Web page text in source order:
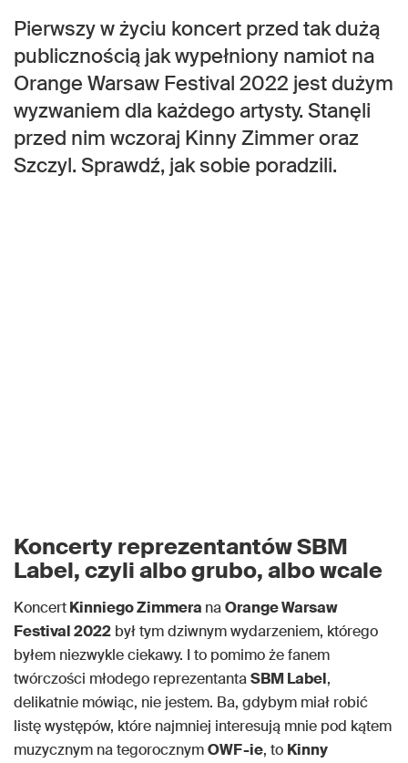
Pierwszy w życiu koncert przed tak dużą
publicznością jak wypełniony namiot na
Orange Warsaw Festival 2022 jest dużym
wyzwaniem dla każdego artysty. Stanęli
przed nim wczoraj Kinny Zimmer oraz
Szczyl. Sprawdź, jak sobie poradzili.
Koncerty reprezentantów SBM
Label, czyli albo grubo, albo wcale
KoncertKinniego Zimmera naOrange Warsaw
Festival 2022 był tym dziwnym wydarzeniem, którego
byłem niezwykle ciekawy. I to pomimo że fanem
twórczości młodego reprezentantaSBM Label,
delikatnie mówiąc, nie jestem. Ba, gdybym miał robić
listę występów, które najmniej interesują mnie pod kątem
muzycznym na tegorocznymOWF-ie, to Kinny